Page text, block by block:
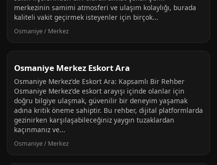
merkezinin samimi atmosferi ve ulaşım kolaylığı, burada
kaliteli vakit geçirmek isteyenler için birçok...
Osmaniye / Merkez
Osmaniye Merkez Eskort Ara
Osmaniye Merkez'de Eskort Ara: Kapsamlı Bir Rehber
Osmaniye Merkez'de eskort arayışı içinde olanlar için
doğru bilgiye ulaşmak, güvenilir bir deneyim yaşamak
adına kritik öneme sahiptir. Bu rehber, dijital platformlarda
gezinirken karşılaşabileceğiniz yaygın tuzaklardan
kaçınmanız ve...
Osmaniye / Merkez